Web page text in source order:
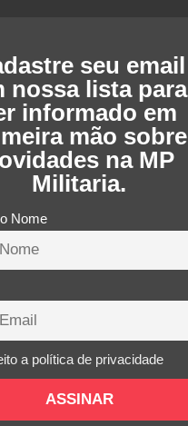
seu email
nossa lista para
informado em
mão sobre
na MP
Militaria.
Nome
a política de privacidade